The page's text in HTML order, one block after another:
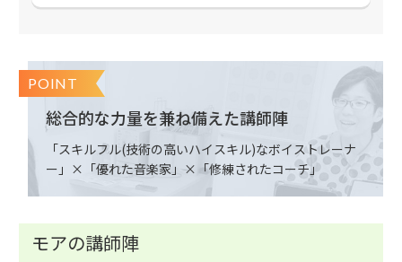
POINT
総合的な力量を兼ね備えた講師陣
「スキルフル(技術の高いハイスキル)なボイストレーナ
ー」×「優れた音楽家」×「修練されたコーチ」
モアの講師陣